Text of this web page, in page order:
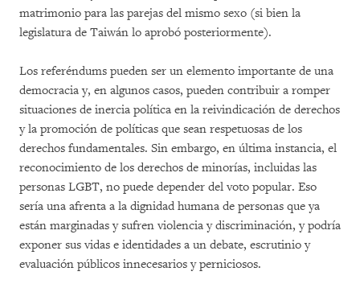
matrimonio para las parejas del mismo sexo (si bien la
legislatura de Taiwán lo aprobó posteriormente).
Los referéndums pueden ser un elemento importante de una
democracia y, en algunos casos, pueden contribuir a romper
situaciones de inercia política en la reivindicación de derechos
y la promoción de políticas que sean respetuosas de los
derechos fundamentales. Sin embargo, en última instancia, el
reconocimiento de los derechos de minorías, incluidas las
personas LGBT, no puede depender del voto popular. Eso
sería una afrenta a la dignidad humana de personas que ya
están marginadas y sufren violencia y discriminación, y podría
exponer sus vidas e identidades a un debate, escrutinio y
evaluación públicos innecesarios y perniciosos.